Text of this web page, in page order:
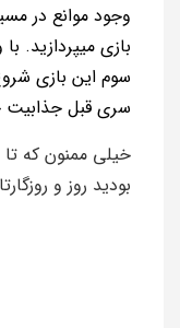
وجود موانع در
بازی میپردازید.
سوم این بازی
سری قبل جذابیت
خیلی ممنون که تا
بودید روز و